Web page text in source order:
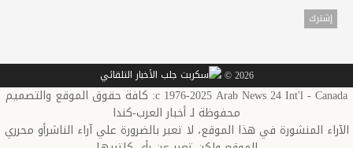
2026 ©
c 1976-2025 Arab News 24 Int'l - Canada: كافة حقوق الموقع والتصميم
محفوظة لـ أخبار العرب-كندا
الآراء المنشورة في هذا الموقع، لا تعبر بالضرورة علي آراء الناشرأو محرري